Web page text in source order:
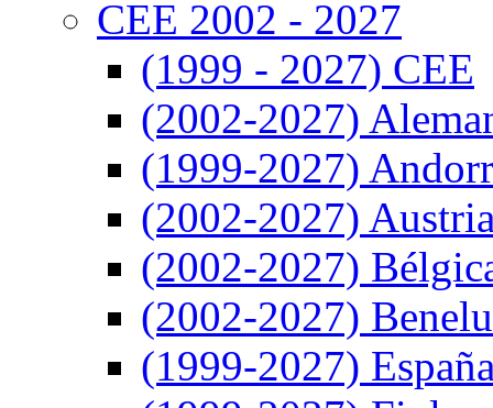
CEE 2002 - 2027
(1999 - 2027) CEE
(2002-2027)
(1999-2027)
(2002-2027)
(2002-2027)
(2002-2027)
(1999-2027)